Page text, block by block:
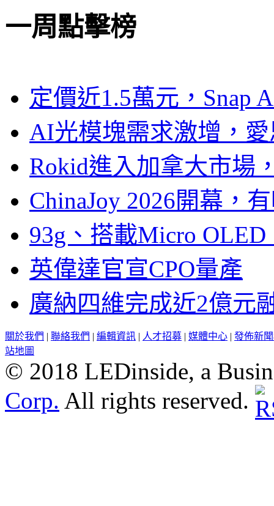
一周點擊榜
定價近1.5萬元，Snap
AI光模塊需求激增，
Rokid進入加拿大市場
ChinaJoy 2026開幕，
93g、搭載Micro
英偉達官宣CPO量產
廣納四維完成近2億元
關於我們 | 聯絡我們 | 編輯資訊 | 人才招募 | 媒體中心 | 發佈新
站地圖
© 2018 LEDinside, a
Corp. All rights reserved.